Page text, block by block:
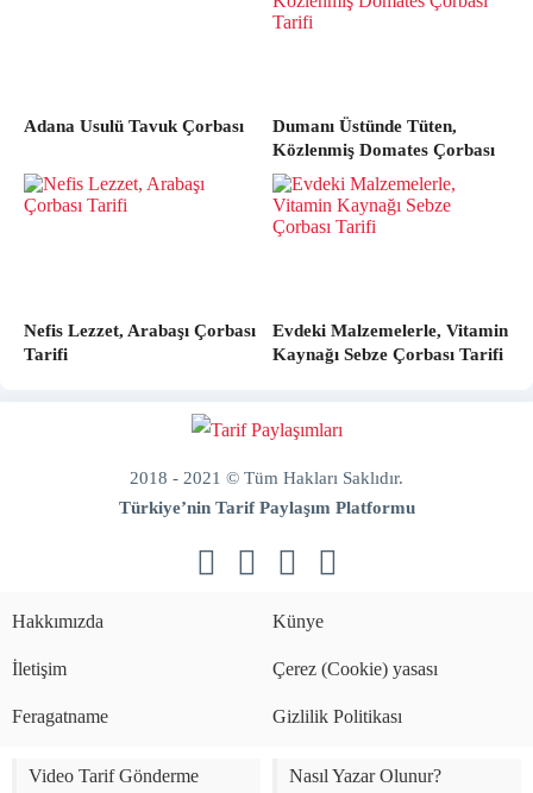
Adana Usulü Tavuk Çorbası
Dumanı Üstünde Tüten,
Közlenmiş Domates Çorbası
Tarifi
Nefis Lezzet, Arabaşı Çorbası
Tarifi
Evdeki Malzemelerle, Vitamin
Kaynağı Sebze Çorbası Tarifi
2018 - 2021 © Tüm Hakları Saklıdır.
Türkiye’nin Tarif Paylaşım Platformu
sabitleme
Hakkımızda Künye
İletişim Çerez (Cookie) yasası
Feragatname Gizlilik Politikası
Video Tarif Gönderme Nasıl Yazar Olunur?